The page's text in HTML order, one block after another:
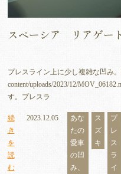
スペーシア リアゲー
プレスライン上に少し複雑な凹み。
content/uploads/2023/12/
す。プレスラ
続
き
を
読
む
2023.12.05
あな
たの
愛車
の凹
み、
ス
ズ
キ
プ
レ
ス
ラ
イ